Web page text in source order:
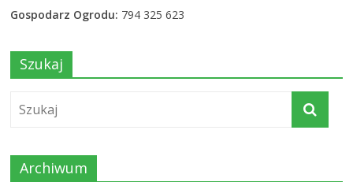
Gospodarz Ogrodu: 794 325 623
Szukaj
Archiwum